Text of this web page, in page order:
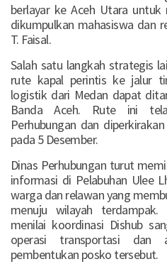
berlayar ke Aceh Utara
dikumpulkan mahasiswa dan
T. Faisal.
Salah satu langkah strategis
rute kapal perintis ke jalur
logistik dari Medan dapat
Banda Aceh. Rute ini
Perhubungan dan
pada 5 Desember.
Dinas Perhubungan turut
informasi di Pelabuhan Ulee
warga dan relawan yang
menuju wilayah
menilai koordinasi Dishub
operasi transportasi dan
pembentukan posko tersebut.